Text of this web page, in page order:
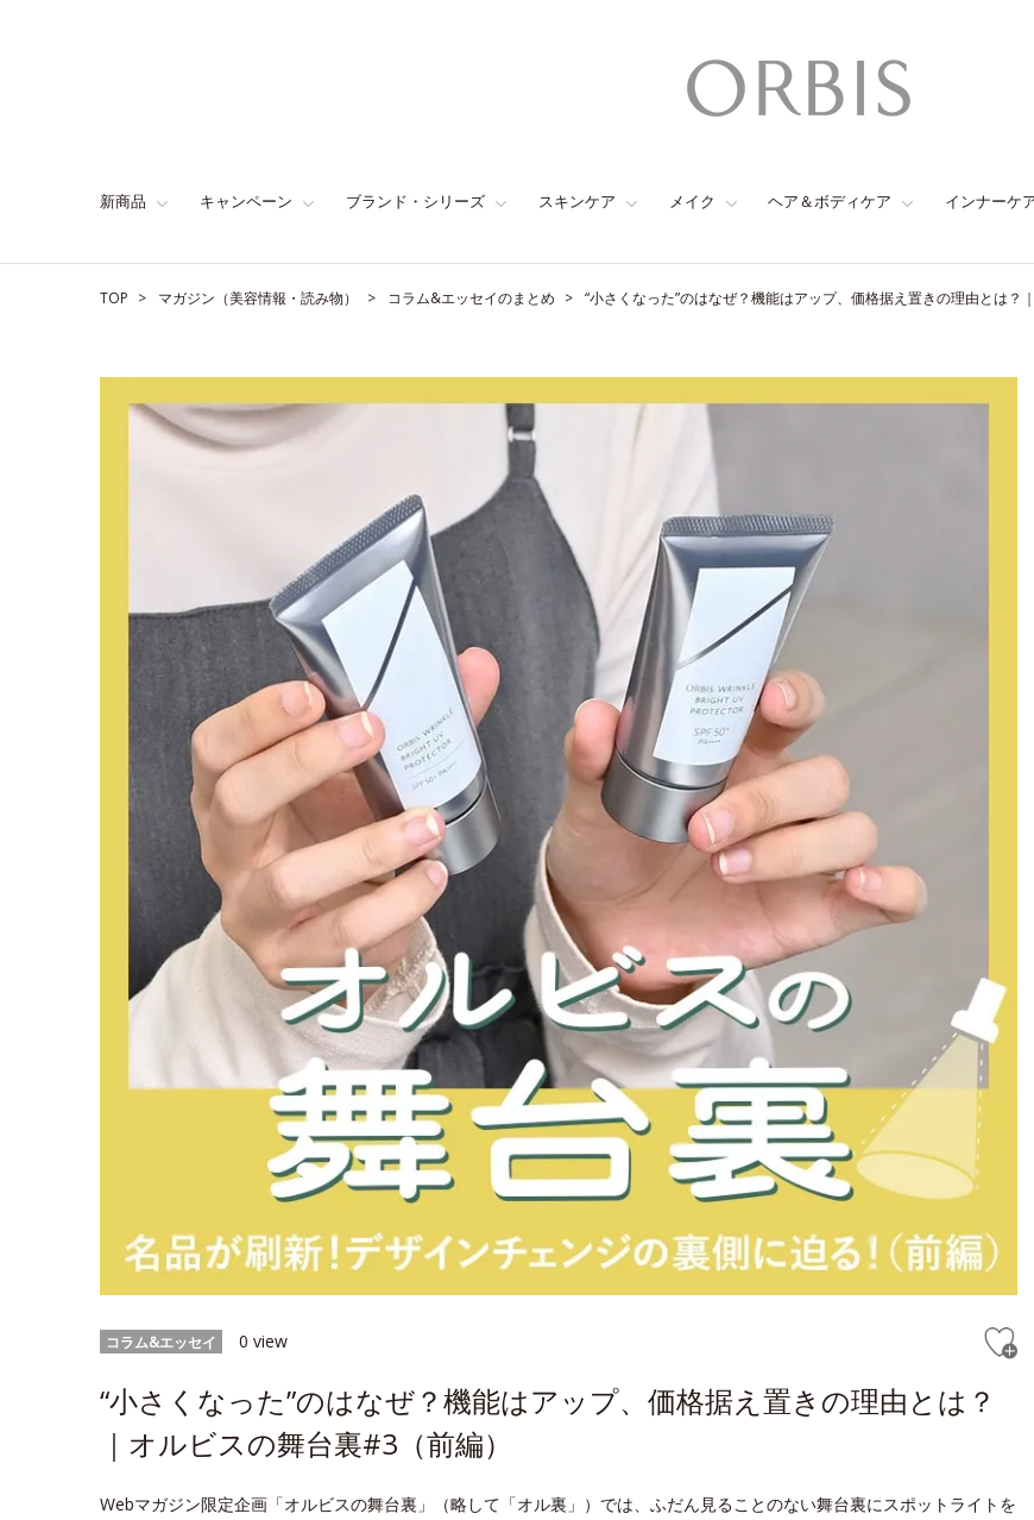
新商品 キャンペーン ブランド・シリーズ スキンケア メイク ヘア＆ボディケア インナーケ
TOP マガジン（美容情報・読み物） コラム&エッセイのまとめ “小さくなった”のはなぜ？機能はアップ、価格据え置きの理由とは？
コラム&エッセイ 0 view
“小さくなった”のはなぜ？機能はアップ、価格据え置きの理由とは？
｜オルビスの舞台裏#3（前編）
Webマガジン限定企画「オルビスの舞台裏」（略して「オル裏」）では、ふだん見ることのない舞台裏にスポットライトを